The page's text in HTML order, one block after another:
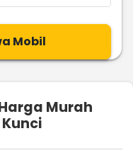
Mobil
Murah
Kunci